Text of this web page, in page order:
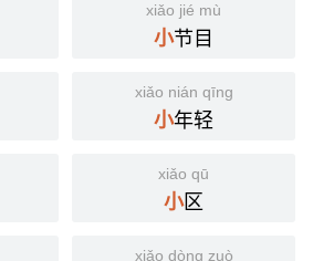
xiǎo jié mù
小节目
xiǎo nián qīng
小年轻
xiǎo qū
小区
xiǎo dòng zuò